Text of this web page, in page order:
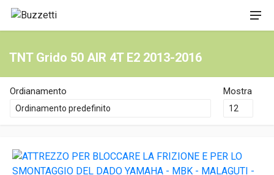
TNT Grido 50 AIR 4T E2 2013-2016
Ordianamento Mostra